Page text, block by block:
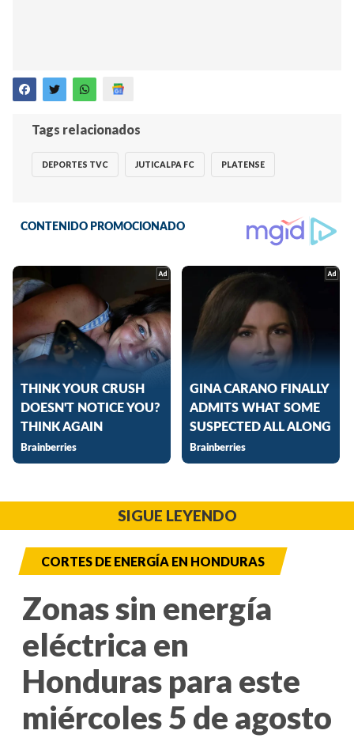
Tags relacionados
DEPORTES TVC JUTICALPA FC PLATENSE
SIGUE LEYENDO
CORTES DE ENERGÍA EN HONDURAS
Zonas sin energía
eléctrica en
Honduras para este
miércoles 5 de agosto